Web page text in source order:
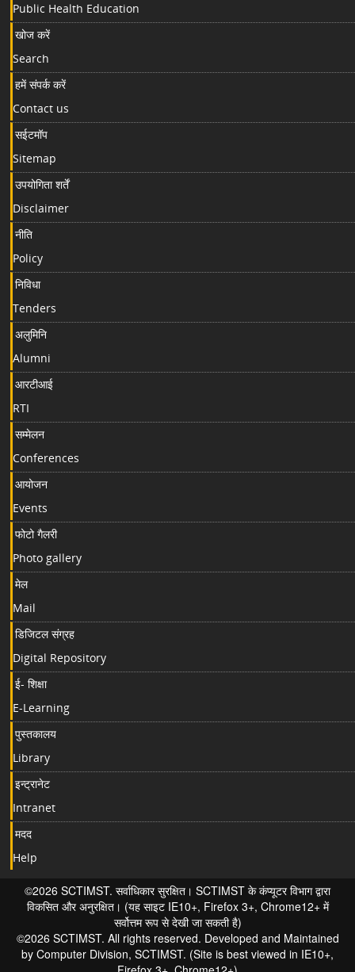
Public Health Education
खोज करें
Search
हमें संपर्क करें
Contact us
सईटमॉप
Sitemap
उपयोगिता शर्तें
Disclaimer
नीति
Policy
निविधा
Tenders
अलुमिनि
Alumni
आरटीआई
RTI
सम्मेलन
Conferences
आयोजन
Events
फोटो गैलरी
Photo gallery
मेल
Mail
डिजिटल संग्रह
Digital Repository
ई- शिक्षा
E-Learning
पुस्तकालय
Library
इन्ट्रानेट
Intranet
मदद
Help
©2026 SCTIMST. सर्वाधिकार सुरक्षित। SCTIMST के कंप्यूटर विभाग द्वारा
विकसित और अनुरक्षित। (यह साइट IE10+, Firefox 3+, Chrome12+ में
सर्वोत्तम रूप से देखी जा सकती है)
©2026 SCTIMST. All rights reserved. Developed and Maintained
by Computer Division, SCTIMST. (Site is best viewed in IE10+,